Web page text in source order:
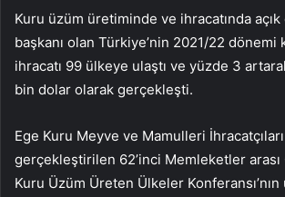
Kuru üzüm üretiminde ve ihracatında
başkanı olan Türkiye’nin 2021/22 dönemi
ihracatı 99 ülkeye ulaştı ve yüzde 3
bin dolar olarak gerçekleşti.
Ege Kuru Meyve ve Mamulleri
gerçekleştirilen 62’inci Memleketler
Kuru Üzüm Üreten Ülkeler